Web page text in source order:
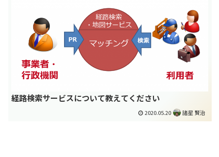
経路検索サービスについて教えてください
2020.05.20 諸星 賢治